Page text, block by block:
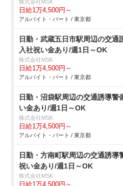
株式会社MSK
日給1万4,500円～
アルバイト・パート / 東京都
日勤・武蔵五日市駅周辺の交通
入社祝い金あり/週1日～OK
株式会社MSK
日給1万4,500円～
アルバイト・パート / 東京都
日勤・沼袋駅周辺の交通誘導警
い金あり/週1日～OK
株式会社MSK
日給1万4,500円～
アルバイト・パート / 東京都
日勤・方南町駅周辺の交通誘導
祝い金あり/週1日～OK
株式会社MSK
日給1万4,500円～